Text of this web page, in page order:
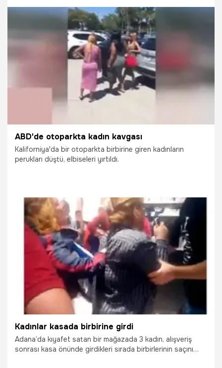
Yaşam
ABD'de otoparkta kadın kavgası
Kaliforniya'da bir otoparkta birbirine giren kadınların
perukları düştü, elbiseleri yırtıldı.
6.06.2016 Yaşam
Kadınlar kasada birbirine girdi
Adana’da kıyafet satan bir mağazada 3 kadın, alışveriş
sonrası kasa önünde girdikleri sırada birbirlerinin saçını